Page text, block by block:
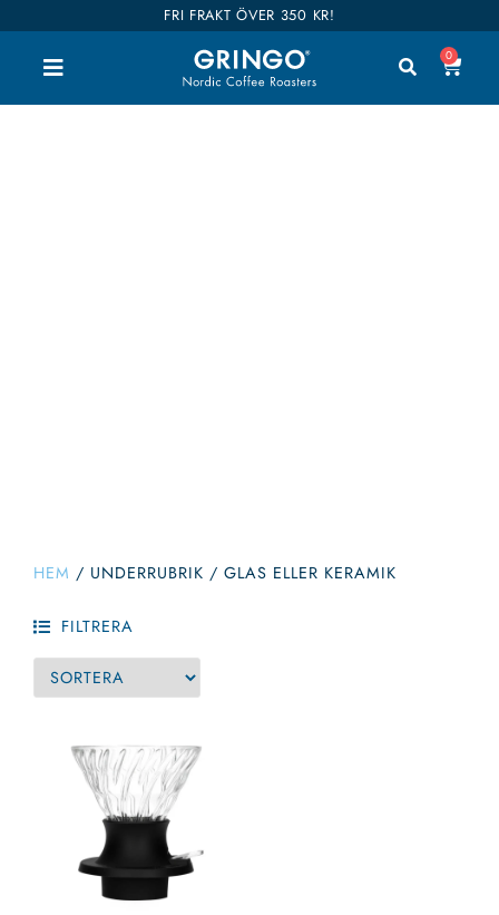
FRI FRAKT ÖVER 350 KR!
0
HEM / UNDERRUBRIK / GLAS ELLER KERAMIK
FILTRERA